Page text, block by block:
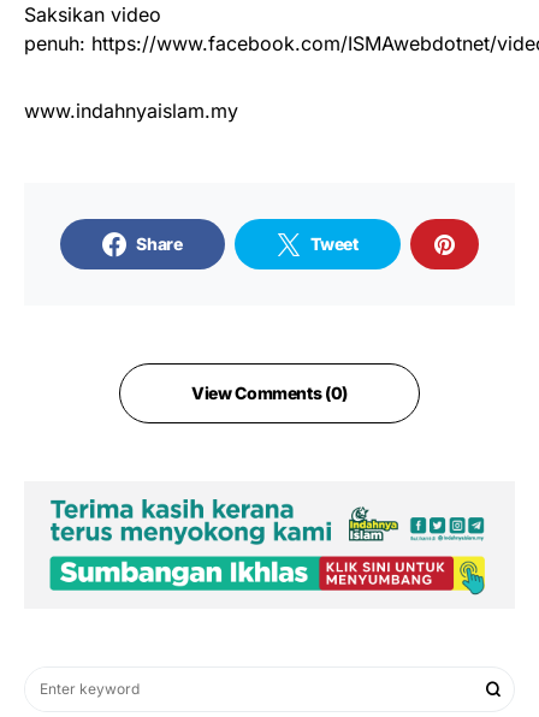
Saksikan video
penuh: https://www.facebook.com/ISMAwebdotnet/
www.indahnyaislam.my
Share Tweet
View Comments (0)